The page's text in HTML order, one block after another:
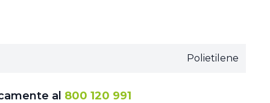
Polietilene
al 800 120 991